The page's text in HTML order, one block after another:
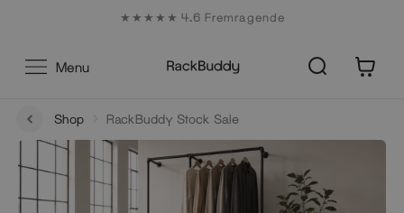
★★★★★ 4.6 Fremragende
Menu
Shop RackBuddy Stock Sale